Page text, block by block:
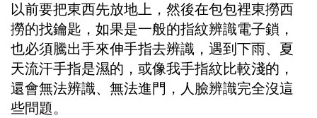
以前要把東西先放地上，然後在包包裡東撈西
撈的找鑰匙，如果是一般的指紋辨識電子鎖，
也必須騰出手來伸手指去辨識，遇到下雨、夏
天流汗手指是濕的，或像我手指紋比較淺的，
還會無法辨識、無法進門，人臉辨識完全沒這
些問題。